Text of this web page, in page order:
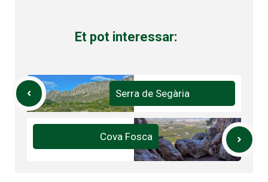
Et pot interessar:
Serra de Segària
Cova Fosca